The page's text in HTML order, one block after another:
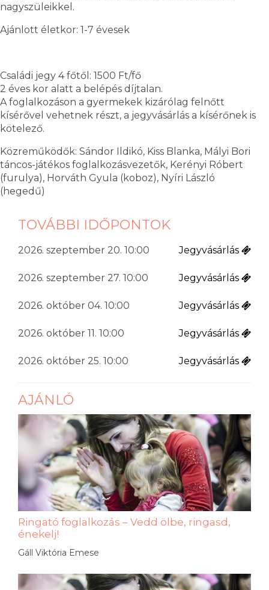
nagyszüleikkel.
Ajánlott életkor: 1-7 évesek
Családi jegy 4 főtől: 1500 Ft/fő
2 éves kor alatt a belépés díjtalan.
A foglalkozáson a gyermekek kizárólag felnőtt
kísérővel vehetnek részt, a jegyvásárlás a kísérőnek is
kötelező.
Közreműködők: Sándor Ildikó, Kiss Blanka, Mályi Bori
táncos-játékos foglalkozásvezetők, Kerényi Róbert
(furulya), Horváth Gyula (koboz), Nyíri László
(hegedű)
TOVÁBBI IDŐPONTOK
2026. szeptember 20. 10:00 Jegyvásárlás
2026. szeptember 27. 10:00 Jegyvásárlás
2026. október 04. 10:00 Jegyvásárlás
2026. október 11. 10:00 Jegyvásárlás
2026. október 25. 10:00 Jegyvásárlás
AJÁNLÓ
Ringató foglalkozás – Vedd ölbe, ringasd,
énekelj!
Gáll Viktória Emese